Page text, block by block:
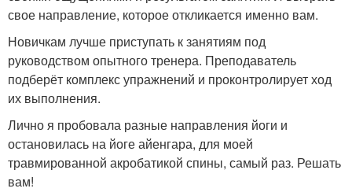
свое направление, которое откликается именно вам.
Новичкам лучше приступать к занятиям под
руководством опытного тренера. Преподаватель
подберёт комплекс упражнений и проконтролирует ход
их выполнения.
Лично я пробовала разные направления йоги и
остановилась на йоге айенгара, для моей
травмированной акробатикой спины, самый раз. Решать
вам!